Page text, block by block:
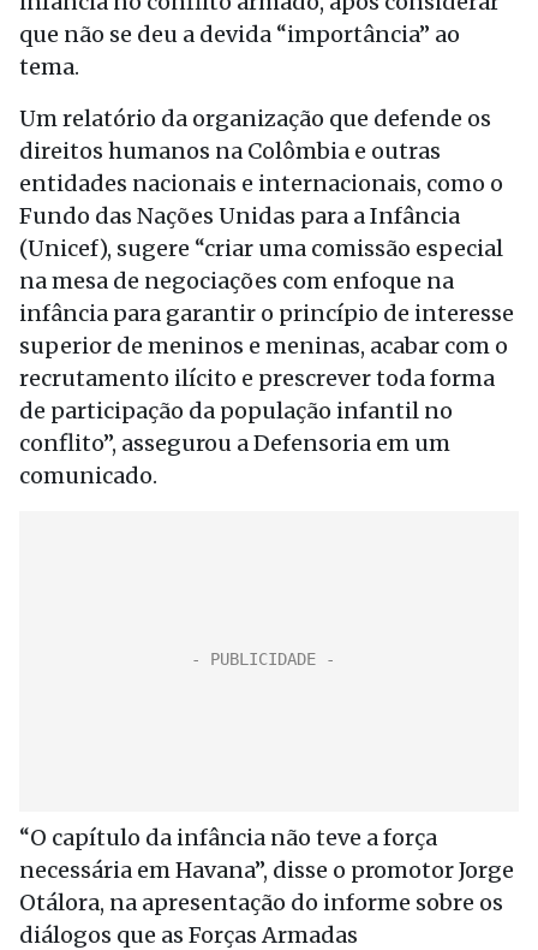
que não se deu a devida “importância” ao
tema.
Um relatório da organização que defende os
direitos humanos na Colômbia e outras
entidades nacionais e internacionais, como o
Fundo das Nações Unidas para a Infância
(Unicef), sugere “criar uma comissão especial
na mesa de negociações com enfoque na
infância para garantir o princípio de interesse
superior de meninos e meninas, acabar com o
recrutamento ilícito e prescrever toda forma
de participação da população infantil no
conflito”, assegurou a Defensoria em um
comunicado.
“O capítulo da infância não teve a força
necessária em Havana”, disse o promotor Jorge
Otálora, na apresentação do informe sobre os
diálogos que as Forças Armadas